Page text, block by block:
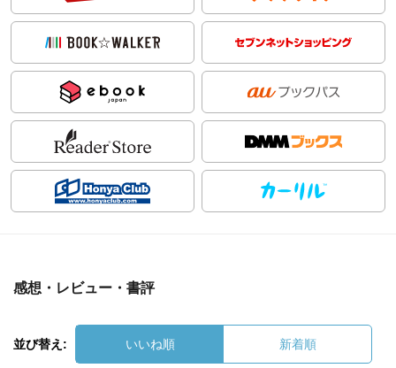
感想・レビュー・書評
並び替え: いいね順 新着順